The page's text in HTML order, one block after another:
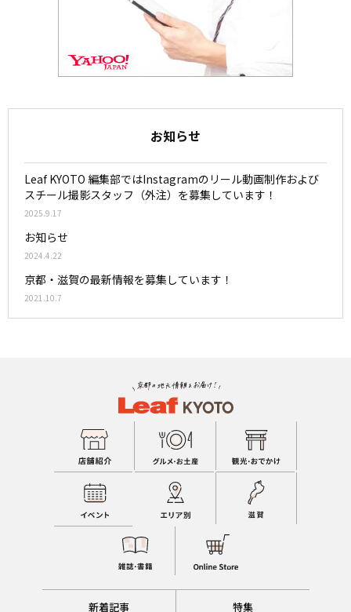
お知らせ
Leaf KYOTO 編集部ではInstagramのリール動画制作および
スチール撮影スタッフ（外注）を募集しています！
2025.9.17
お知らせ
2024.4.22
京都・滋賀の最新情報を募集しています！
2021.10.7
新着記事 特集